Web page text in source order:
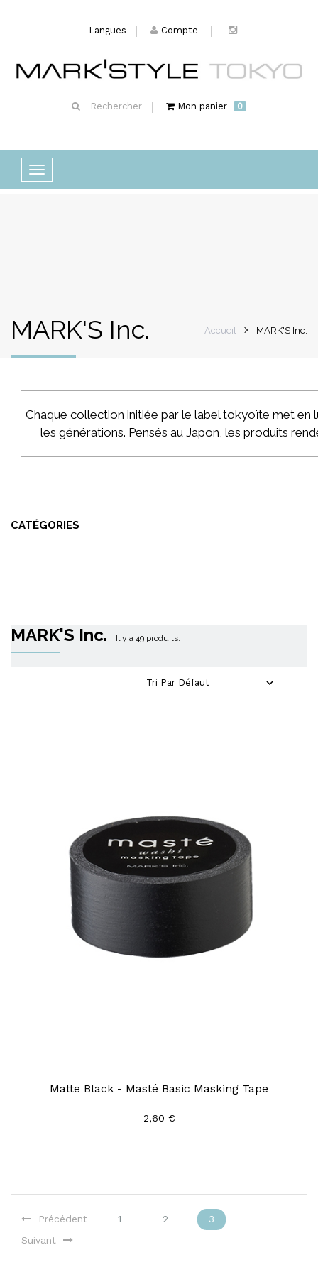
Langues Compte
Rechercher Mon panier 0
Basculer
la
MARK'S Inc. Accueil MARK'S Inc.
Chaque collection initiée par le label tokyoïte met en
les générations. Pensés au Japon, les produits
CATÉGORIES
MARK'S Inc. Il y a 49 produits.
Matte Black - Masté Basic Masking Tape
2,60 €
Précédent 1 2
3
Suivant